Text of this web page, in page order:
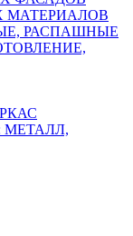
МАТЕРИАЛОВ
РАСПАШНЫЕ
МЕТАЛЛ,